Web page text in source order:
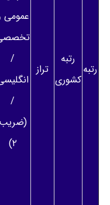
رتبه
رتبه
کشوری
تراز
عمومی
/
/
(ضریب
۲)